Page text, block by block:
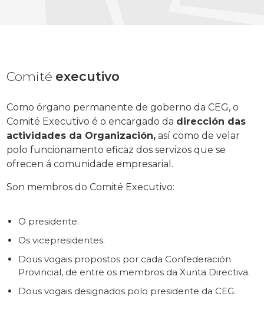
Comité executivo
Como órgano permanente de goberno da CEG, o
Comité Executivo é o encargado da dirección das
actividades da Organización, así como de velar
polo funcionamento eficaz dos servizos que se
ofrecen á comunidade empresarial.
Son membros do Comité Executivo:
O presidente.
Os vicepresidentes.
Dous vogais propostos por cada Confederación
Provincial, de entre os membros da Xunta Directiva.
Dous vogais designados polo presidente da CEG.